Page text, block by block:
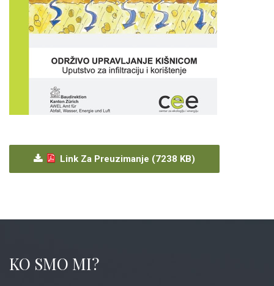
Link Za Preuzimanje (7238 KB)
KO SMO MI?